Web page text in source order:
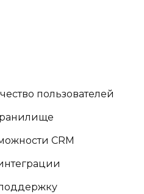
пользователей
CRM